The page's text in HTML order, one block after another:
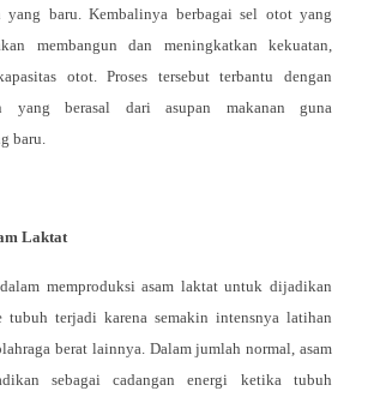
yang baru. Kembalinya berbagai sel otot yang
membangun dan meningkatkan kekuatan,
otot. Proses tersebut terbantu dengan
yang berasal dari asupan makanan guna
baru.
Laktat
memproduksi asam laktat untuk dijadikan
tubuh terjadi karena semakin intensnya latihan
berat lainnya. Dalam jumlah normal, asam
sebagai cadangan energi ketika tubuh